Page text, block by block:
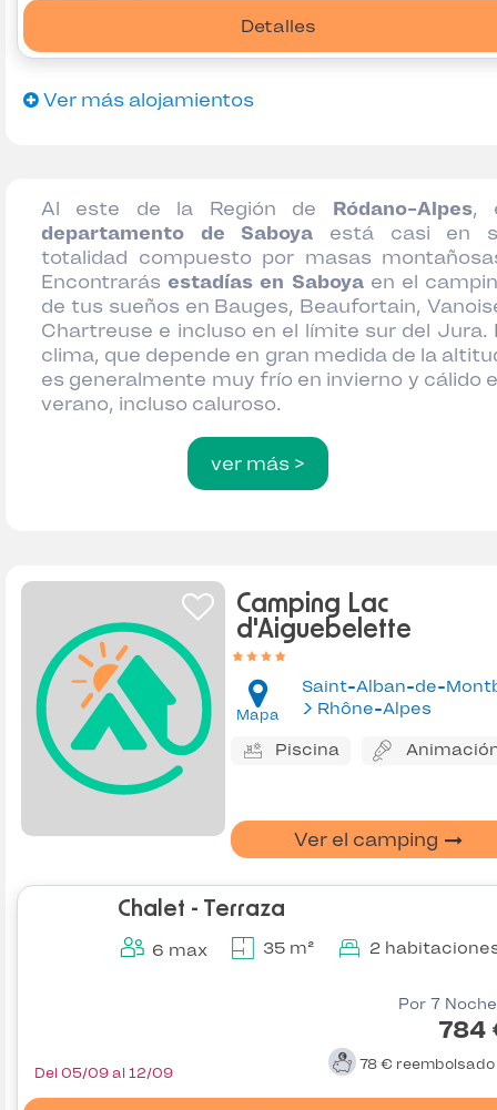
Detalles
Ver más alojamientos
Al este de la Región de Ródano-Alpes,
departamento de Saboya está casi en
totalidad compuesto por masas
Encontrarás estadías en Saboyaen el
de tus sueños en Bauges, Beaufortain,
Chartreuse e incluso en el límite sur del Jura.
clima, que depende en gran medida de la
es generalmente muy frío en invierno y cálido
verano, incluso caluroso.
ver más >
Camping Lac
d'Aiguebelette
Mapa
Saint-Alban-de-
Rhône-Alpes
Piscina
Ver el camping
Chalet - Terraza
6 max 35 m² 2
Por 7
784
78 € reembolsado
Del 05/09 al 12/09